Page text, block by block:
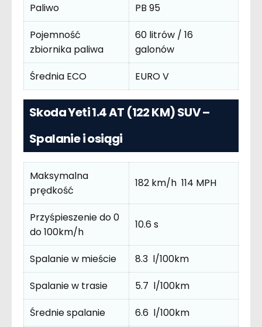
Paliwo
PB 95
Pojemność
zbiornika paliwa
60 litrów / 16
galonów
Średnia ECO
EURO V
Skoda Yeti 1.4 AT (122 KM) SUV –
Spalanie i osiągi
Maksymalna
prędkość
182 km/h 114 MPH
Przyśpieszenie do 0
do 100km/h
10.6 s
Spalanie w mieście
8.3 l/100km
Spalanie w trasie
5.7 l/100km
Średnie spalanie
6.6 l/100km